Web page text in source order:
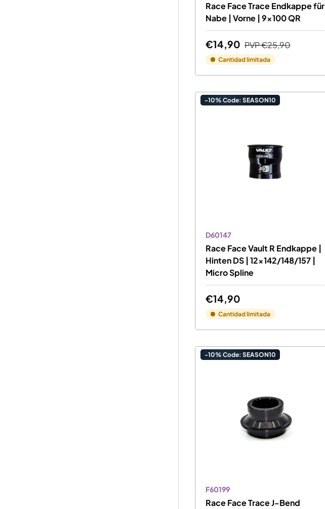
Race Face Trace Endkappe für
Nabe | Vorne | 9x100 QR
€14,90 PVP€25,90
Cantidad limitada
-10% Code: SEASON10
D60147
Race Face Vault R Endkappe |
Hinten DS | 12x142/148/157 |
Micro Spline
€14,90
Cantidad limitada
-10% Code: SEASON10
F60199
Race Face Trace J-Bend